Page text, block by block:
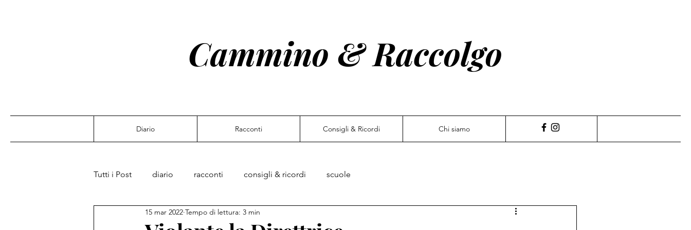
Cammino & Raccolgo
Diario Racconti Consigli & Ricordi Chi siamo
Tutti i Post diario racconti consigli & ricordi scuole
15 mar 2022 Tempo di lettura: 3 min